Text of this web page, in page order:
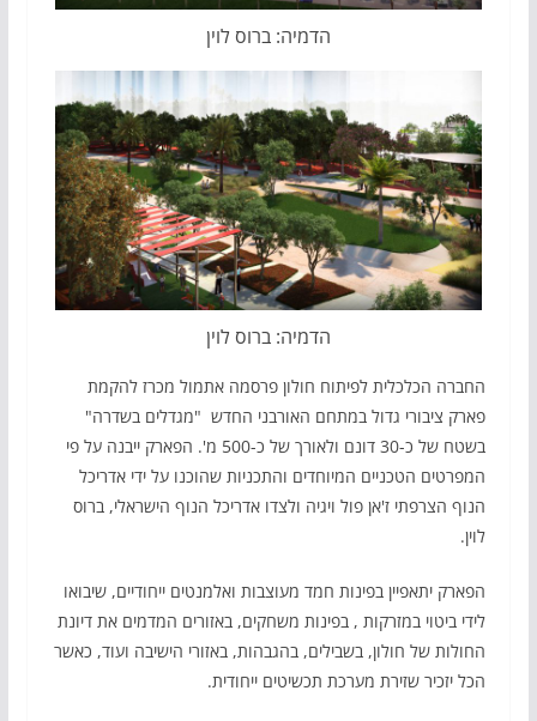
הדמיה: ברוס לוין
הדמיה: ברוס לוין
החברה הכלכלית לפיתוח חולון פרסמה אתמול מכרז להקמת
פארק ציבורי גדול במתחם האורבני החדש "מגדלים בשדרה"
בשטח של כ-30 דונם ולאורך של כ-500 מ'. הפארק ייבנה על פי
המפרטים הטכניים המיוחדים והתכניות שהוכנו על ידי אדריכל
הנוף הצרפתי ז'אן פול ויגיה ולצדו אדריכל הנוף הישראלי, ברוס
לוין.
הפארק יתאפיין בפינות חמד מעוצבות ואלמנטים ייחודיים, שיבואו
לידי ביטוי במזרקות , בפינות משחקים, באזורים המדמים את דיונת
החולות של חולון, בשבילים, בהגבהות, באזורי הישיבה ועוד, כאשר
הכל יזכיר שזירת מערכת תכשיטים ייחודית.